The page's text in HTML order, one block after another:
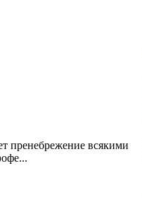
пренебрежение всякими